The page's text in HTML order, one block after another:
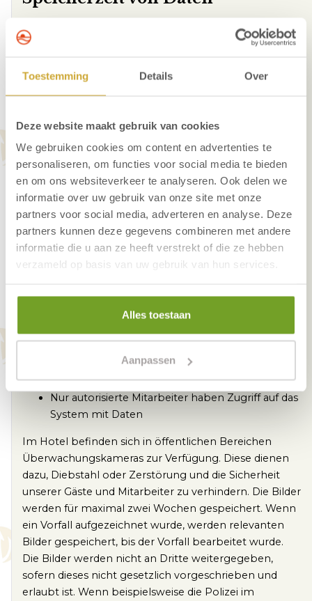
Toestemming Details Over
Deze website maakt gebruik van cookies
We gebruiken cookies om content en advertenties te
personaliseren, om functies voor social media te bieden
en om ons websiteverkeer te analyseren. Ook delen we
informatie over uw gebruik van onze site met onze
partners voor social media, adverteren en analyse. Deze
partners kunnen deze gegevens combineren met andere
informatie die u aan ze heeft verstrekt of die ze hebben
verzameld op basis van uw gebruik van hun services.
Alles toestaan
Aanpassen
Wir speichern personenbezogene Daten nicht länger
als notwendig für den Zweck, für den sie gesetzlich
werden bis zu 2 Jahre nach der Abreise bewahrt, um
eventuelle Folgereservierungen zu vereinfachen. Die
Wenn Sie möchten, dass Ihre Daten früher gelöscht
werden, können Sie dies überavg@zuiderduin.nl
(Email Adresse unseres Partnerhotels) bekannt
geben.
Sicherheit
Wir haben angemessene technische und
organisatorische Maßnahmen ergriffen, um
Sicherung wichtiger Daten
Automatische Updates der Systemsoftware und
Die Systeme sind mit Benutzernamen und
Passwort gesperrt
Nur autorisierte Mitarbeiter haben Zugriff auf das
System mit Daten
Im Hotel befinden sich in öffentlichen Bereichen
Überwachungskameras zur Verfügung. Diese dienen
dazu, Diebstahl oder Zerstörung und die Sicherheit
unserer Gäste und Mitarbeiter zu verhindern. Die Bilder
werden für maximal zwei Wochen gespeichert. Wenn
ein Vorfall aufgezeichnet wurde, werden relevanten
Bilder gespeichert, bis der Vorfall bearbeitet wurde.
Die Bilder werden nicht an Dritte weitergegeben,
sofern dieses nicht gesetzlich vorgeschrieben und
erlaubt ist. Wenn beispielsweise die Polizei im